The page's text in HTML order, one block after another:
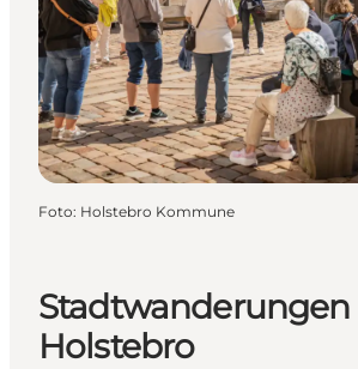
Unterkunft
Mach deine
Stadtwanderungen
Holstebro
Foto: Holstebro Kommune